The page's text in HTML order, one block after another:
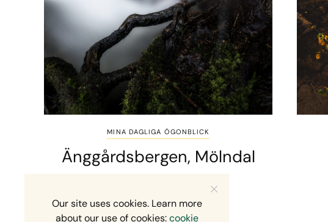
MINA DAGLIGA ÖGONBLICK
Änggårdsbergen, Mölndal
Our site uses cookies. Learn more
about our use of cookies:cookie